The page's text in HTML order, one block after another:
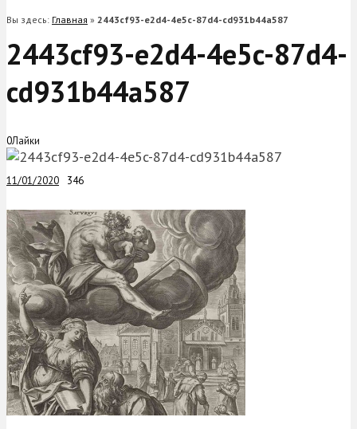
Вы здесь: Главная » 2443cf93-e2d4-4e5c-87d4-cd931b44a587
2443cf93-e2d4-4e5c-87d4-
cd931b44a587
0Лайки
11/01/2020 346